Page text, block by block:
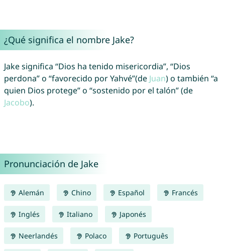
¿Qué significa el nombre Jake?
Jake significa “Dios ha tenido misericordia”, “Dios
perdona” o “favorecido por Yahvé”(de Juan) o también “a
quien Dios protege” o “sostenido por el talón” (de
Jacobo).
Pronunciación de Jake
Alemán Chino Español Francés
Inglés Italiano Japonés
Neerlandés Polaco Português